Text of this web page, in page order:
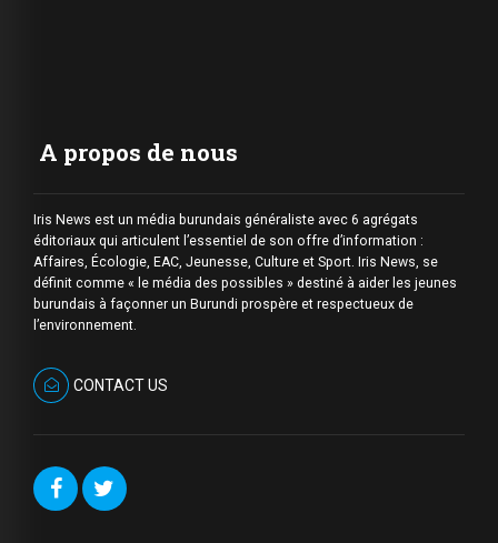
A propos de nous
Iris News est un média burundais généraliste avec 6 agrégats
éditoriaux qui articulent l’essentiel de son offre d’information :
Affaires, Écologie, EAC, Jeunesse, Culture et Sport. Iris News, se
définit comme « le média des possibles » destiné à aider les jeunes
burundais à façonner un Burundi prospère et respectueux de
l’environnement.
CONTACT US